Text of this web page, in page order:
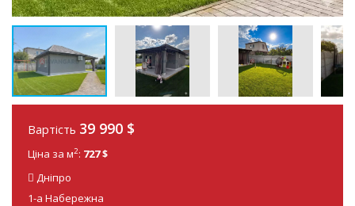
Вартість 39 990 $
Ціна за м2: 727 $
Дніпро
1-а Набережна